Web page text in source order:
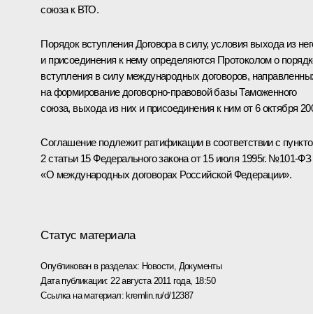
союза к ВТО.
Порядок вступления Договора в силу, условия выхода из
и присоединения к нему определяются Протоколом о
вступления в силу международных договоров,
на формирование договорно-правовой базы Таможенного
союза, выхода из них и присоединения к ним от 6 октября
Соглашение подлежит ратификации в соответствии с
2 статьи 15 Федерального закона от 15 июля 1995г. №101-ФЗ
«О международных договорах Российской Федерации».
Статус материала
Опубликован в разделах: Новости, Документы
Дата публикации: 22 августа 2011 года, 18:50
Ссылка на материал: kremlin.ru/d/12387